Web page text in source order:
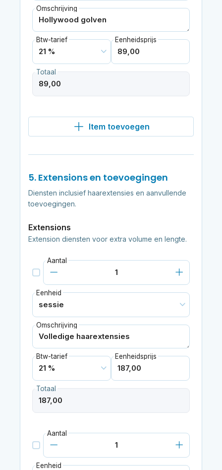
Omschrijving
Btw-tarief Eenheidsprijs
Totaal
Item toevoegen
5. Extensions en toevoegingen
Diensten inclusief haarextensies en aanvullende
toevoegingen.
Extensions
Extension diensten voor extra volume en lengte.
Aantal
Eenheid
Omschrijving
Btw-tarief Eenheidsprijs
Totaal
Aantal
Eenheid